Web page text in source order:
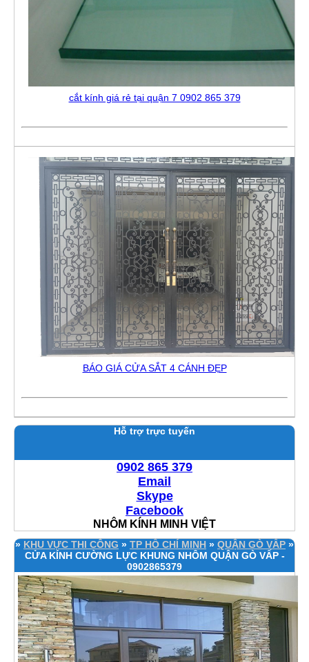
cắt kính giá rẻ tại quận 7 0902 865 379
BÁO GIÁ CỬA SẮT 4 CÁNH ĐẸP
Hỗ trợ trực tuyến
0902 865 379
Email
Skype
Facebook
NHÔM KÍNH MINH VIỆT
» KHU VỰC THI CÔNG » TP HỒ CHÍ MINH » QUẬN GÒ VẤP »
CỬA KÍNH CƯỜNG LỰC KHUNG NHÔM QUẬN GÒ VẤP -
0902865379